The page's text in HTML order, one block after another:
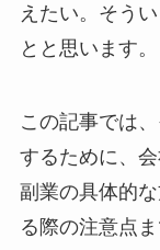
えたい。そう
とと思います。
この記事では
するために、
副業の具体的
る際の注意点